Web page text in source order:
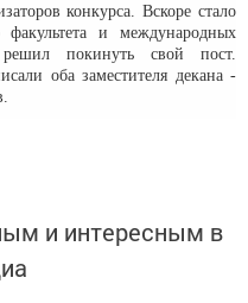
конкурса. Вскоре стало
факультета и международных
покинуть свой пост.
оба заместителя декана -
и интересным в